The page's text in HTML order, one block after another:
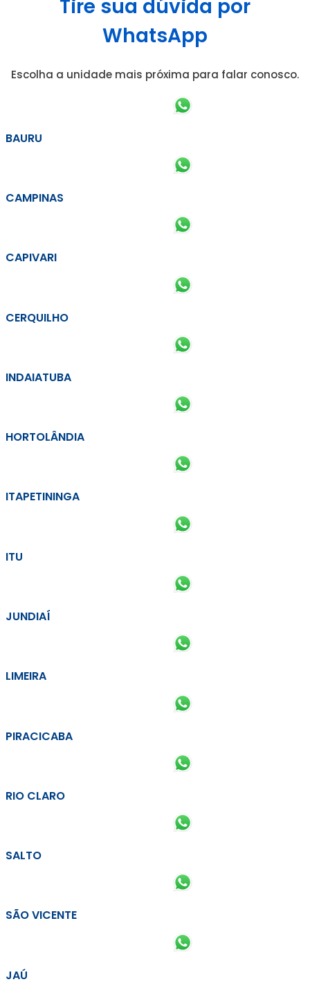
Tire sua dúvida por
WhatsApp
Escolha a unidade mais próxima para falar conosco.
BAURU
CAMPINAS
CAPIVARI
CERQUILHO
INDAIATUBA
HORTOLÂNDIA
ITAPETININGA
ITU
JUNDIAÍ
LIMEIRA
PIRACICABA
RIO CLARO
SALTO
SÃO VICENTE
JAÚ